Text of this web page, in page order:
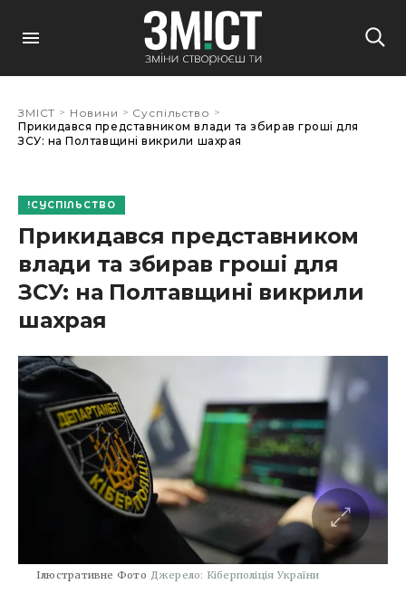
ЗМІСТ > Новини > Суспільство >
Прикидався представником влади та збирав гроші для
ЗСУ: на Полтавщині викрили шахрая
СУСПІЛЬСТВО
Прикидався представником
влади та збирав гроші для
ЗСУ: на Полтавщині викрили
шахрая
Ілюстративне Фото Джерело: Кіберполіція України